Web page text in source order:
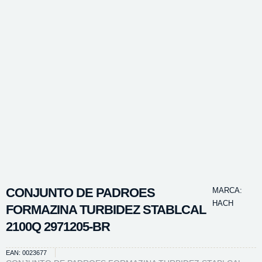
CONJUNTO DE PADROES
FORMAZINA TURBIDEZ STABLCAL
2100Q 2971205-BR
MARCA:
HACH
EAN: 0023677